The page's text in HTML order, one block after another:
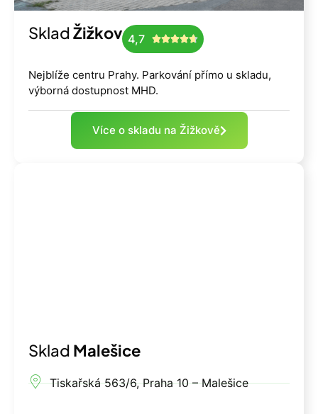
SkladŽižkov 4,7 
Nejblíže centru Prahy. Parkování přímo u skladu,
výborná dostupnost MHD.
Více o skladu na Žižkově
Sklad Malešice
Tiskařská 563/6, Praha 10 – Malešice